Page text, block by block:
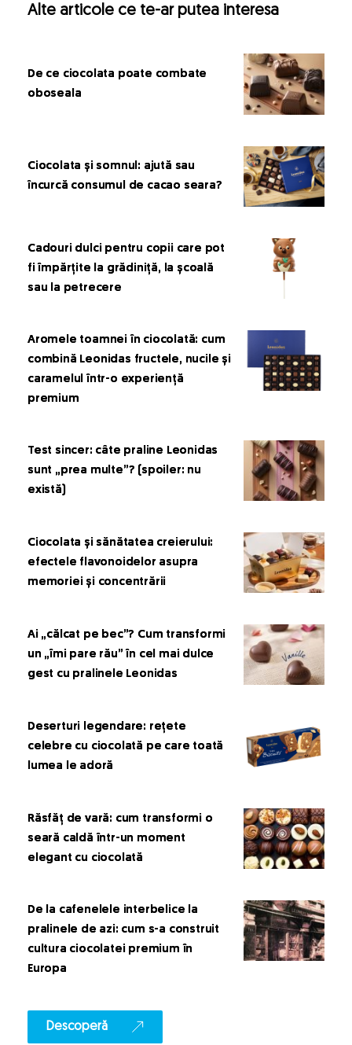
Alte articole ce te-ar putea interesa
De ce ciocolata poate combate
oboseala
Ciocolata și somnul: ajută sau
încurcă consumul de cacao seara?
Cadouri dulci pentru copii care pot
fi împărțite la grădiniță, la școală
sau la petrecere
Aromele toamnei în ciocolată: cum
combină Leonidas fructele, nucile și
caramelul într-o experiență
premium
Test sincer: câte praline Leonidas
sunt „prea multe”? (spoiler: nu
există)
Ciocolata și sănătatea creierului:
efectele flavonoidelor asupra
memoriei și concentrării
Ai „călcat pe bec”? Cum transformi
un „îmi pare rău” în cel mai dulce
gest cu pralinele Leonidas
Deserturi legendare: rețete
celebre cu ciocolată pe care toată
lumea le adoră
Răsfăț de vară: cum transformi o
seară caldă într-un moment
elegant cu ciocolată
De la cafenelele interbelice la
pralinele de azi: cum s-a construit
cultura ciocolatei premium în
Europa
Descoperă